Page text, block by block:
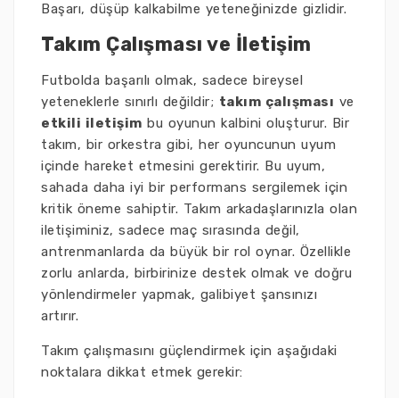
Başarı, düşüp kalkabilme yeteneğinizde gizlidir.
Takım Çalışması ve İletişim
Futbolda başarılı olmak, sadece bireysel
yeteneklerle sınırlı değildir; takım çalışması ve
etkili iletişim bu oyunun kalbini oluşturur. Bir
takım, bir orkestra gibi, her oyuncunun uyum
içinde hareket etmesini gerektirir. Bu uyum,
sahada daha iyi bir performans sergilemek için
kritik öneme sahiptir. Takım arkadaşlarınızla olan
iletişiminiz, sadece maç sırasında değil,
antrenmanlarda da büyük bir rol oynar. Özellikle
zorlu anlarda, birbirinize destek olmak ve doğru
yönlendirmeler yapmak, galibiyet şansınızı
artırır.
Takım çalışmasını güçlendirmek için aşağıdaki
noktalara dikkat etmek gerekir: